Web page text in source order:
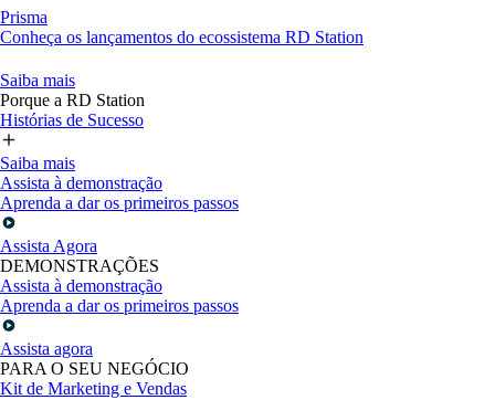
Prisma
Conheça os lançamentos do ecossistema RD Station
Saiba mais
Porque a RD Station
Histórias de Sucesso
Saiba mais
Assista à demonstração
Aprenda a dar os primeiros passos
Assista Agora
DEMONSTRAÇÕES
Assista à demonstração
Aprenda a dar os primeiros passos
Assista agora
PARA O SEU NEGÓCIO
Kit de Marketing e Vendas